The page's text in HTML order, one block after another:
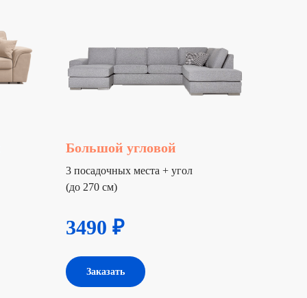
Большой угловой
3 посадочных места + угол
(до 270 см)
3490 ₽
Заказать